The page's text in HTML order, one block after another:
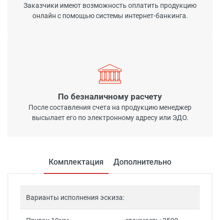
Заказчики имеют возможность оплатить продукцию
онлайн с помощью системы интернет-банкинга.
По безналичному расчету
После составления счета на продукцию менеджер
высылает его по электронному адресу или ЭДО.
Комплектация Дополнительно
Варианты исполнения эскиза: